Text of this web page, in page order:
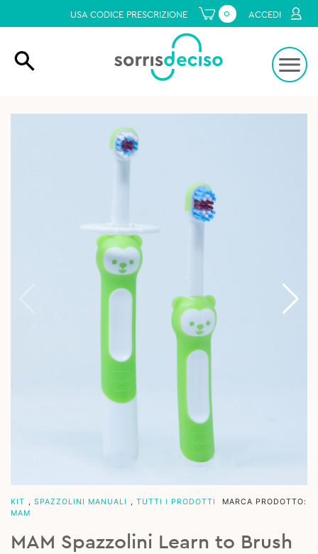
USA CODICE PRESCRIZIONE 0 ACCEDI
KIT SPAZZOLINI MANUALI TUTTI I PRODOTTI
MARCA PRODOTTO:
MAM
MAM Spazzolini Learn to Brush